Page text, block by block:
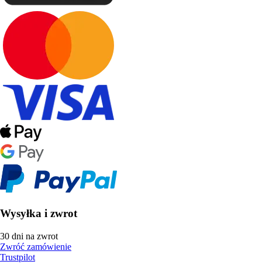
Wysyłka i zwrot
30 dni na zwrot
Zwróć zamówienie
Trustpilot